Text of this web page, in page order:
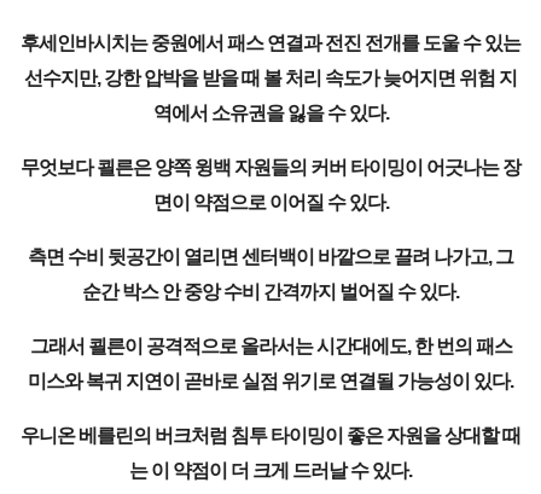
후세인바시치는 중원에서 패스 연결과 전진 전개를 도울 수 있는
선수지만, 강한 압박을 받을 때 볼 처리 속도가 늦어지면 위험 지
역에서 소유권을 잃을 수 있다.
무엇보다 쾰른은 양쪽 윙백 자원들의 커버 타이밍이 어긋나는 장
면이 약점으로 이어질 수 있다.
측면 수비 뒷공간이 열리면 센터백이 바깥으로 끌려 나가고, 그
순간 박스 안 중앙 수비 간격까지 벌어질 수 있다.
그래서 쾰른이 공격적으로 올라서는 시간대에도, 한 번의 패스
미스와 복귀 지연이 곧바로 실점 위기로 연결될 가능성이 있다.
우니온 베를린의 버크처럼 침투 타이밍이 좋은 자원을 상대할 때
는 이 약점이 더 크게 드러날 수 있다.